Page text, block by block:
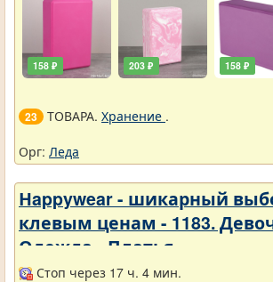
158 ₽ 203 ₽ 158 ₽
23 ТОВАРА. Хранение .
Орг: Леда
Нappywear - шикарный
клевым ценам - 1183.
Одежда - Платья
Стоп через 17 ч. 4 мин.